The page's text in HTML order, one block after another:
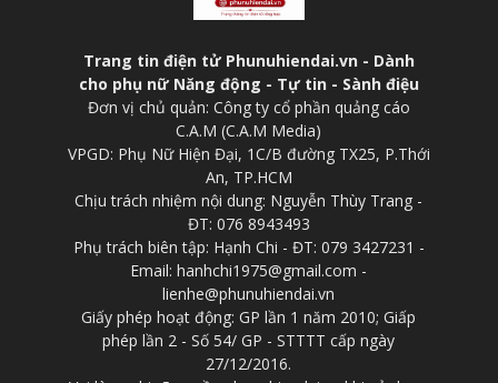
Trang tin điện tử Phunuhiendai.vn - Dành
cho phụ nữ Năng động - Tự tin - Sành điệu
Đơn vị chủ quản: Công ty cổ phần quảng cáo
C.A.M (C.A.M Media)
VPGD: Phụ Nữ Hiện Đại, 1C/B đường TX25, P.Thới
An, TP.HCM
Chịu trách nhiệm nội dung: Nguyễn Thùy Trang -
ĐT: 076 8943493
Phụ trách biên tập: Hạnh Chi - ĐT: 079 3427231 -
Email: hanhchi1975@gmail.com -
lienhe@phunuhiendai.vn
Giấy phép hoạt động: GP lần 1 năm 2010; Giấp
phép lần 2 - Số 54/ GP - STTTT cấp ngày
27/12/2016.